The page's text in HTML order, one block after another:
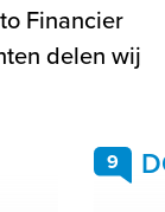
Financier
delen wij
9